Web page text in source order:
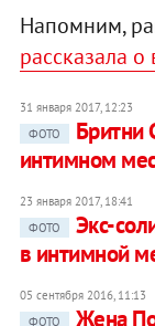
Напомним,
рассказала
31 января 2017, 12:23
ФОТО
Бритни
интимном
23 января 2017, 18:41
ФОТО
Экс-
в интимной
05 сентября 2016, 11:13
ФОТО
Жена